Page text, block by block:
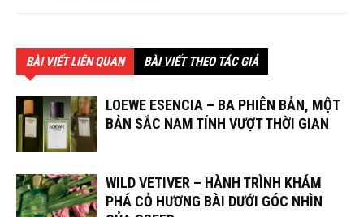
BÀI VIẾT LIÊN QUAN BÀI VIẾT THEO TÁC GIẢ
LOEWE ESENCIA – BA PHIÊN BẢN, MỘT
BẢN SẮC NAM TÍNH VƯỢT THỜI GIAN
WILD VETIVER – HÀNH TRÌNH KHÁM
PHÁ CỎ HƯƠNG BÀI DƯỚI GÓC NHÌN